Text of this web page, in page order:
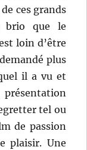
ces grands
brio que le
loin d’être
plus
il a vu et
tel ou
de passion
plaisir. Une